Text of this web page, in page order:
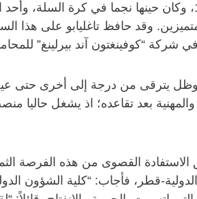
وقد تخرج تاغليابو من جامعة جورجتاون في عام 1962،
وقد حافظ تاغليابو على هذا
في شركة “كوفينغتون آند بيرلينغ”
والمهنية بعد تقاعده؛ اذ يشغل
القصوى من هذه الفرصة
قطر، فأجاب: “كلية الشؤون